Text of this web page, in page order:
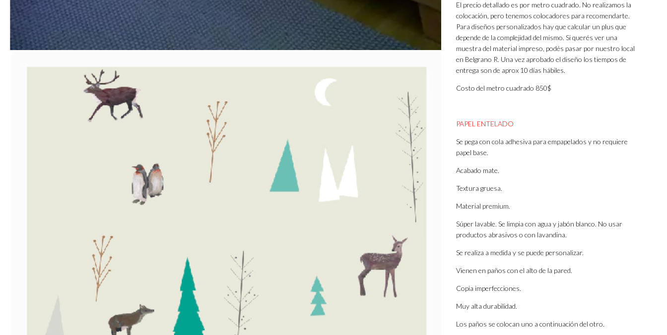
El precio detallado es por metro cuadrado. No realizamos la
colocación, pero tenemos colocadores para recomendarte.
Para diseños personalizados hay que calcular un plus que
depende de la complejidad del mismo. Si querés ver una
muestra del material impreso, podés pasar por nuestro local
en Belgrano R. Una vez aprobado el diseño los tiempos de
entrega son de aprox 10 días hábiles.
Costo del metro cuadrado 850$
PAPEL ENTELADO
Se pega con cola adhesiva para empapelados y no requiere
papel base.
Acabado mate.
Textura gruesa.
Material premium.
Súper lavable. Se limpia con agua y jabón blanco. No usar
productos abrasivos o con lavandina.
Se realiza a medida y se puede personalizar.
Vienen en paños con el alto de la pared.
Copia imperfecciones.
Muy alta durabilidad.
Los paños se colocan uno a continuación del otro.